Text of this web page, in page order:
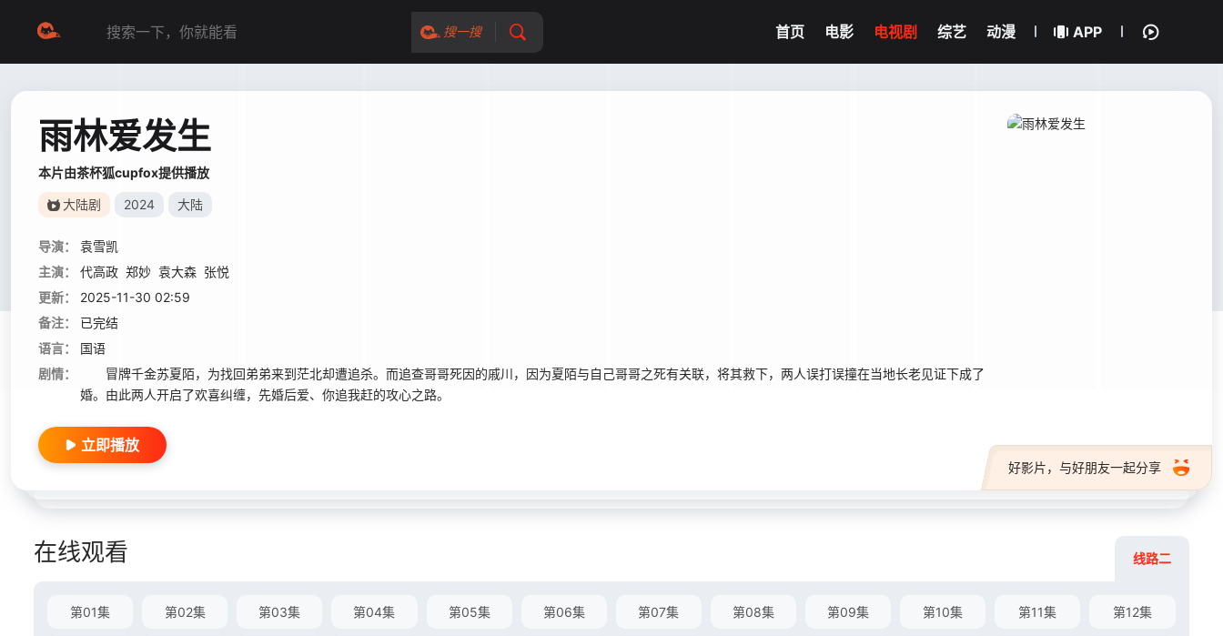
搜一搜 首页 电影 电视剧 综艺 动漫 APP
雨林爱发生
本片由茶杯狐cupfox提供播放
大陆剧 2024 大陆
导演：
袁雪凯
主演：
代高政 郑妙 袁大森 张悦
更新：
2025-11-30 02:59
备注：
已完结
语言：
国语
剧情：
冒牌千金苏夏陌，为找回弟弟来到茫北却遭追杀。而追查哥哥死因的戚川，因为夏陌与自己哥哥之死有关联，将其救下，两人误打误撞在当地长老见证下成了
婚。由此两人开启了欢喜纠缠，先婚后爱、你追我赶的攻心之路。
好影片，与好朋友一起分享
立即播放
在线观看 线路二
第01集 第02集 第03集 第04集 第05集 第06集 第07集 第08集 第09集 第10集 第11集 第12集